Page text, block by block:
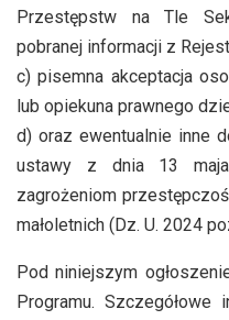
Przestępstw na Tle
pobranej informacji z
c) pisemna akceptacja
lub opiekuna prawnego
d) oraz ewentualnie inne
ustawy z dnia 13
zagrożeniom
małoletnich (Dz. U. 2024
Pod niniejszym
Programu.